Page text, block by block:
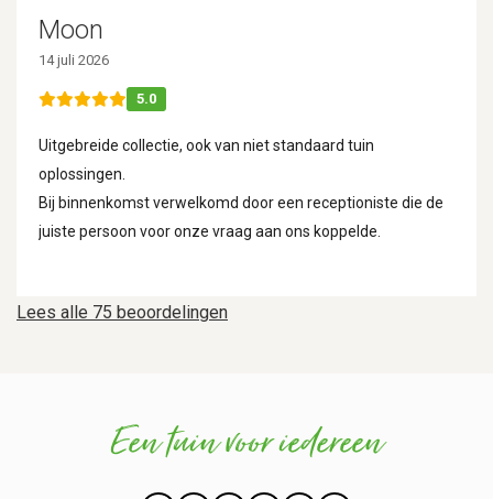
Lees alle 75 beoordelingen
Moon
14 juli 2026
5.0
Uitgebreide collectie, ook van niet standaard tuin
oplossingen.
Bij binnenkomst verwelkomd door een receptioniste die de
juiste persoon voor onze vraag aan ons koppelde.
Een tuin voor iedereen